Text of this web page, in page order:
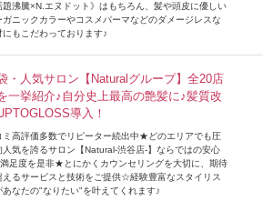
題沸騰×N.エヌドット》はもちろん、髪や頭皮に優しい
ガニックカラーやコスメパーマなどのダメージレスな
にもこだわっております♪
・人気サロン【Naturalグループ】全20店
一挙紹介♪自分史上最高の艶髪に♪髪質改
導入！
ミ高評価多数でリピーター続出中★どのエリアでも圧
人気を誇るサロン【Natural-渋谷店-】ならではの安心
足度を是非★とにかくカウンセリングを大切に、期待
えるサービスと技術をご提供☆経験豊富なスタイリス
あなたの"なりたい"を叶えてくれます♪